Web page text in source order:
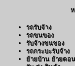
รถรับจ้าง
รถขนของ
รับจ้างขนของ
รถกระบะรับจ้าง
ย้ายบ้าน ย้ายคอ